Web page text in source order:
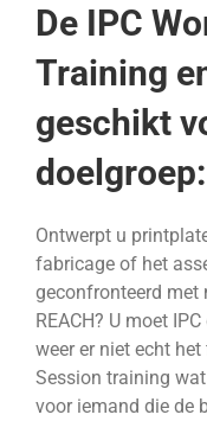
De IPC
Training
geschikt
doelgroep:
Ontwerpt u
fabricage of het
geconfronteerd met
REACH? U moet
weer er niet echt
Session training
voor iemand die de